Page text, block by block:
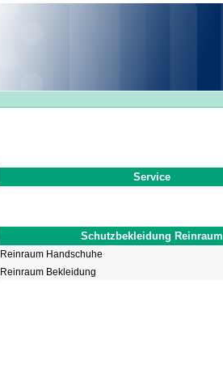
Service
Schutzbekleidung Reinraum
Reinraum Handschuhe
Reinraum Bekleidung